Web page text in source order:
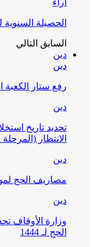
آراء
الحصيلة السنوية
السابق التالي
دين
دين
رفع ستار الكعبة
دين
تحديد تاريخ
الانتظار (المرحلة
دين
مصاريف الحج لموسم
دين
وزارة الأوقاف
الحج لـ 1444